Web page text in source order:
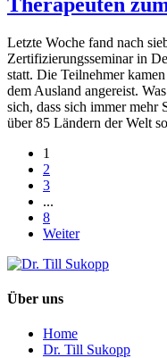
Letzte Woche fand nach
Zertifizierungsseminar in
statt. Die Teilnehmer
dem Ausland angereist.
sich, dass sich immer mehr
über 85 Ländern der Welt
1
2
3
...
8
Weiter
Über uns
Home
Dr. Till Sukopp